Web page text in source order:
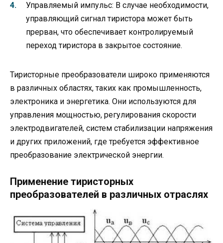
Управляемый импульс: В случае необходимости,
управляющий сигнал тиристора может быть
прерван, что обеспечивает контролируемый
переход тиристора в закрытое состояние.
Тиристорные преобразователи широко применяются
в различных областях, таких как промышленность,
электроника и энергетика. Они используются для
управления мощностью, регулирования скорости
электродвигателей, систем стабилизации напряжения
и других приложений, где требуется эффективное
преобразование электрической энергии.
Применение тиристорных
преобразователей в различных отраслях